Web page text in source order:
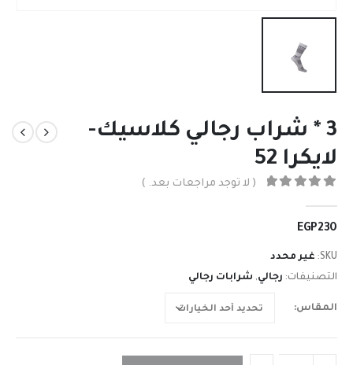
3 * شراب رجالي كلاسيك-
لايكرا 52
( لا توجد مراجعات بعد. )
EGP230
SKU: غير محدد
التصنيفات: رجالي, شرابات رجالي
المقاس